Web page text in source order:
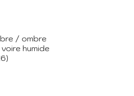
/ ombre
humide